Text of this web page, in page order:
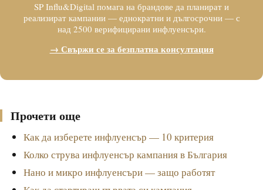
SP Influ&Digital помага на брандове да планират и
реализират кампании — еднократни и дългосрочни — с
над 2500 верифицирани инфлуенсъри.
→ Свържи се за безплатна консултация
Прочети още
Как да изберете инфлуенсър — 10 критерия
Колко струва инфлуенсър кампания в България
Нано и микро инфлуенсъри — защо работят